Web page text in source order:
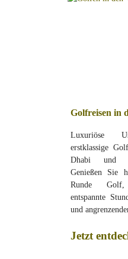
Golfreisen in
Luxuriöse
erstklassige
Dhabi und
Genießen Sie
Runde
entspannte
und
Jetzt